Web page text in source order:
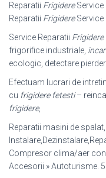
Reparatii FrigidereService
Reparatii FrigidereService
Service Reparatii Frigidere
frigorifice industriale,
ecologic, detectare
Efectuam lucrari de
cu frigidere fetesti–
frigidere,
Reparatii masini de spalat,
Instalare,
Compresor clima/aer
Accesorii » Autoturisme.